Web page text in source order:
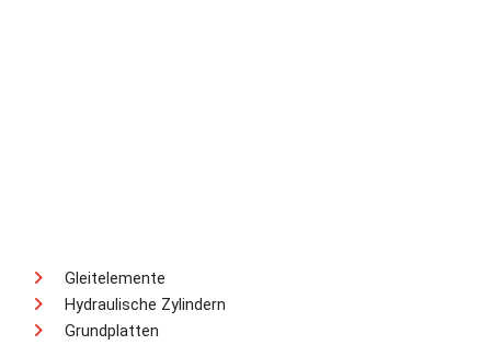
Gleitelemente
Hydraulische Zylindern
Grundplatten